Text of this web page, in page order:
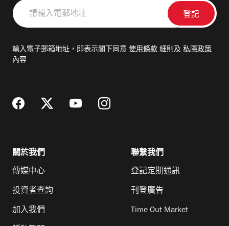
請
輸
郵
輸入電子郵箱地址，即表示閣下同意 使用條款 細則及 私隱政策
內容
關於我們
傳媒中心
投資者查詢
加入我們
聯繫我們
登記定期通訊
刊登廣告
Time Out Market